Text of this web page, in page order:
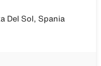
Del Sol, Spania